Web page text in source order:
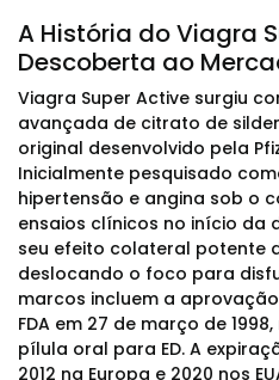
A História do Viagra
Descoberta ao
Viagra Super Active surgiu
avançada de citrato de
original desenvolvido pela
Inicialmente pesquisado
hipertensão e angina sob o
ensaios clínicos no início da
seu efeito colateral potente
deslocando o foco para
marcos incluem a
FDA em 27 de março de
pílula oral para ED. A
2012 na Europa e 2020 nos